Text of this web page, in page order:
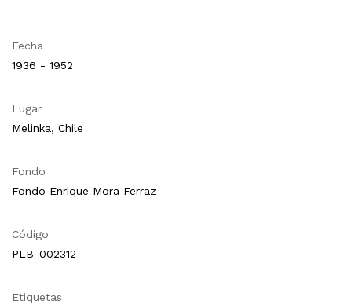
Fecha
1936 - 1952
Lugar
Melinka, Chile
Fondo
Fondo Enrique Mora Ferraz
Código
PLB-002312
Etiquetas